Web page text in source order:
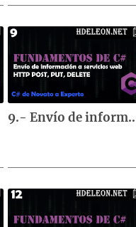
9.- Envío de información a Servicios Web por